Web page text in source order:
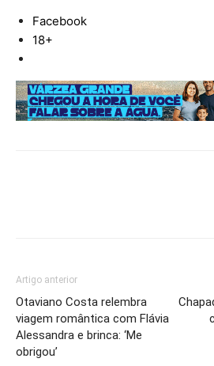
Facebook
18+
Artigo anterior
Otaviano Costa relembra
viagem romântica com Flávia
Alessandra e brinca: ‘Me
obrigou’